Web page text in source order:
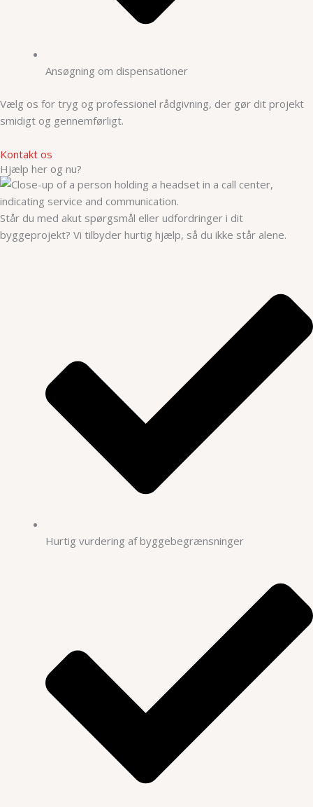
Ansøgning om dispensationer
Vælg os for tryg og professionel rådgivning, der gør dit projekt
smidigt og gennemførligt.
Kontakt os
Hjælp her og nu?
Står du med akut spørgsmål eller udfordringer i dit
byggeprojekt? Vi tilbyder hurtig hjælp, så du ikke står alene.
Hurtig vurdering af byggebegrænsninger